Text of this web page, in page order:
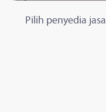
Pilih penyedia jasa